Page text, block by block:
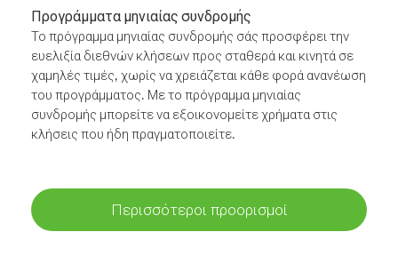
Προγράμματα μηνιαίας συνδρομής
Το πρόγραμμα μηνιαίας συνδρομής σάς προσφέρει την
ευελιξία διεθνών κλήσεων προς σταθερά και κινητά σε
χαμηλές τιμές, χωρίς να χρειάζεται κάθε φορά ανανέωση
του προγράμματος. Με το πρόγραμμα μηνιαίας
συνδρομής μπορείτε να εξοικονομείτε χρήματα στις
κλήσεις που ήδη πραγματοποιείτε.
Περισσότεροι προορισμοί